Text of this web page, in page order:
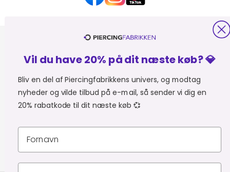
HJÆLP OG KONTAKT
MER FRA PIERCINGFABRIKKEN
SHOPPER FRA:Du er i
Vil du have 20% på dit næste køb? 💎
Bliv en del af Piercingfabrikkens univers, og modtag
nyheder og vilde tilbud på e-mail, så sender vi dig en
20% rabatkode til dit næste køb 💞